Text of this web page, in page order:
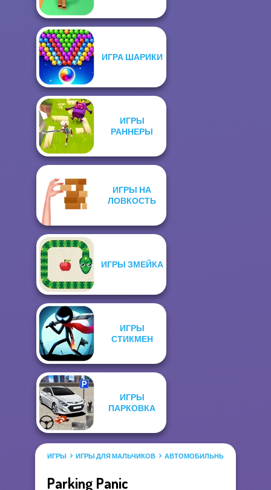
ИГРА ШАРИКИ
ИГРЫ
РАННЕРЫ
ИГРЫ НА
ЛОВКОСТЬ
ИГРЫ ЗМЕЙКА
ИГРЫ
СТИКМЕН
ИГРЫ
ПАРКОВКА
ИГРЫ ИГРЫ ДЛЯ МАЛЬЧИКОВ АВТОМОБИЛЬНЫЕ ИГРЫ
Parking Panic